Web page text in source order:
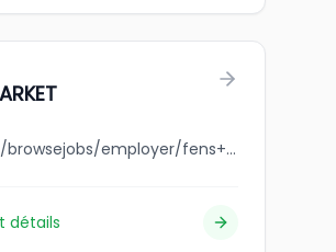
jobbank.gc.ca/browsejobs/employer/fens+market/ca
détails